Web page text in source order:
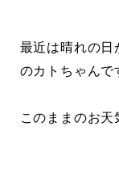
最近は晴れの
のカトちゃん
このままのお